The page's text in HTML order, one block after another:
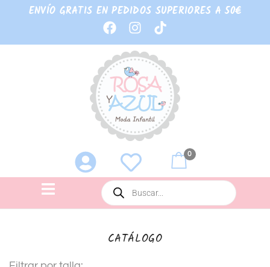
ENVÍO GRATIS EN PEDIDOS SUPERIORES A 50€
0
CATÁLOGO